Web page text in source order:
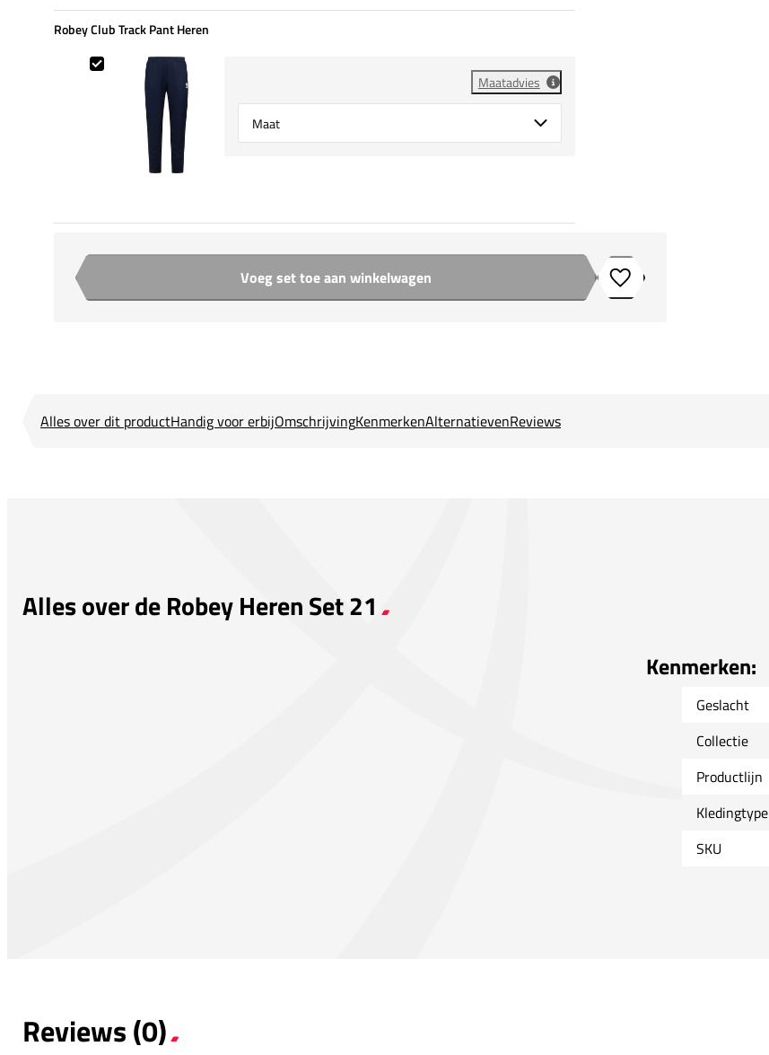
Robey Club Track Pant Heren
Maatadvies
Robey Club Track Pant Heren
Aantal Voeg set toe aan winkelwagen Toevoegen aan verlanglijstje
Alles over dit productHandig voor erbijOmschrijvingKenmerkenAlternatievenReviews
Alles over de Robey Heren Set 21
Kenmerken:
Geslacht
Collectie
Productlijn
Kledingtype
SKU
Reviews (0)